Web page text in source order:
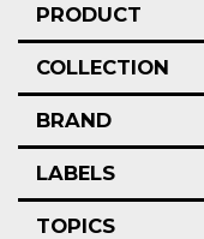
PRODUCT
COLLECTION
BRAND
LABELS
TOPICS